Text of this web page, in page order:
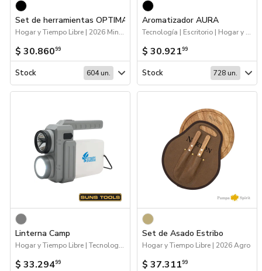
Set de herramientas OPTIMA
Hogar y Tiempo Libre | 2026 Minería
$ 30.86099
Stock 604 un.
Aromatizador AURA
Tecnología | Escritorio | Hogar y Tiempo Libre
$ 30.92199
Stock 728 un.
Linterna Camp
Hogar y Tiempo Libre | Tecnología | 2026 Minería | Escritorio
$ 33.29499
Set de Asado Estribo
Hogar y Tiempo Libre | 2026 Agro
$ 37.31199